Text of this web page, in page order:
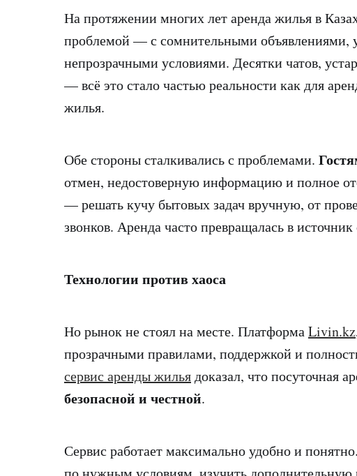
На протяжении многих лет аренда жилья в
проблемой — с сомнительными объявлениями,
непрозрачными условиями. Десятки чатов,
— всё это стало частью реальности как для
жилья.
Обе стороны сталкивались с проблемами.
отмен, недостоверную информацию и полное
— решать кучу бытовых задач вручную, от
звонков. Аренда часто превращалась в источник
Технологии против хаоса
Но рынок не стоял на месте. ПлатформаLivin.kz
прозрачными правилами, поддержкой и
сервис аренды жильядоказал, что посуточная
безопасной и честной.
Сервис работает максимально удобно и